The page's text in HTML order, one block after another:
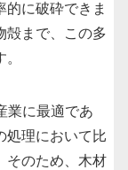
的に破砕できま
殻まで、この多
業に最適であ
処理において比
そのため、木材